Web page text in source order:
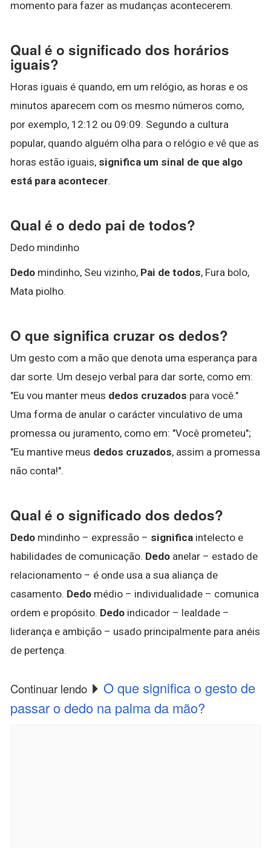
momento para fazer as mudanças acontecerem.
Qual é o significado dos horários
iguais?
Horas iguais é quando, em um relógio, as horas e os
minutos aparecem com os mesmo números como,
por exemplo, 12:12 ou 09:09. Segundo a cultura
popular, quando alguém olha para o relógio e vê que as
horas estão iguais, significa um sinal de que algo
está para acontecer.
Qual é o dedo pai de todos?
Dedo mindinho
Dedo mindinho, Seu vizinho, Pai de todos, Fura bolo,
Mata piolho.
O que significa cruzar os dedos?
Um gesto com a mão que denota uma esperança para
dar sorte. Um desejo verbal para dar sorte, como em:
"Eu vou manter meus dedos cruzados para você."
Uma forma de anular o carácter vinculativo de uma
promessa ou juramento, como em: "Você prometeu";
"Eu mantive meus dedos cruzados, assim a promessa
não conta!".
Qual é o significado dos dedos?
Dedo mindinho – expressão – significa intelecto e
habilidades de comunicação. Dedo anelar – estado de
relacionamento – é onde usa a sua aliança de
casamento. Dedo médio – individualidade – comunica
ordem e propósito. Dedo indicador – lealdade –
liderança e ambição – usado principalmente para anéis
de pertença.
Continuar lendo
O que significa o gesto de
passar o dedo na palma da mão?